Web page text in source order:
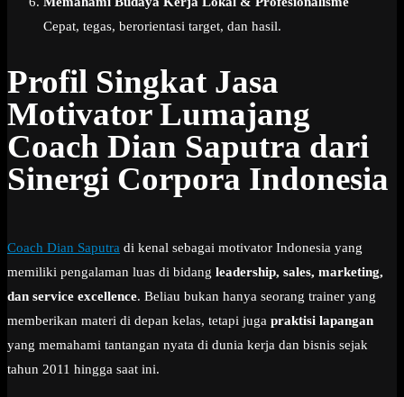
Cepat, tegas, berorientasi target, dan hasil.
Profil Singkat Jasa
Motivator Lumajang
Coach Dian Saputra dari
Sinergi Corpora Indonesia
Coach Dian Saputra di kenal sebagai motivator Indonesia yang
memiliki pengalaman luas di bidang leadership, sales, marketing,
dan service excellence. Beliau bukan hanya seorang trainer yang
memberikan materi di depan kelas, tetapi juga praktisi lapangan
yang memahami tantangan nyata di dunia kerja dan bisnis sejak
tahun 2011 hingga saat ini.